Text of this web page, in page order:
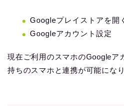
Googleプレイストアを開
Googleアカウント設定
現在ご利用のスマホのGoogleア
持ちのスマホと連携が可能になり